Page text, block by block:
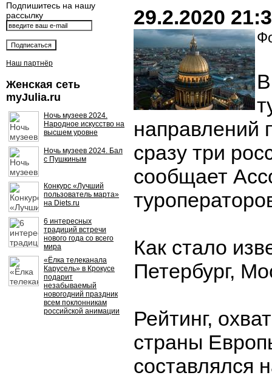
Подпишитесь на нашу
рассылку
Наш партнёр
Женская сеть
myJulia.ru
Ночь музеев 2024.
Народное искусство на
высшем уровне
Ночь музеев 2024. Бал
с Пушкиным
Конкурс «Лучший
пользователь марта»
на Diets.ru
6 интересных
традиций встречи
нового года со всего
мира
«Ёлка телеканала
Карусель» в Крокусе
подарит
незабываемый
новогодний праздник
всем поклонникам
российской анимации
29.2.2020
направлений
сразу три
сообщает
Как стало
Петербург,
Рейтинг,
страны
составлялся